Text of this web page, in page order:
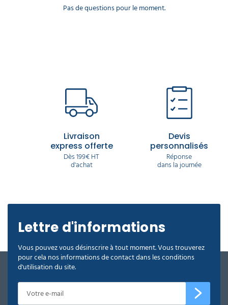
Pas de questions pour le moment.
Livraison
express offerte
Dès 199€ HT
d'achat
Devis
personnalisés
Réponse
dans la journée
Lettre d'informations
Vous pouvez vous désinscrire à tout moment. Vous trouverez
pour cela nos informations de contact dans les conditions
d'utilisation du site.